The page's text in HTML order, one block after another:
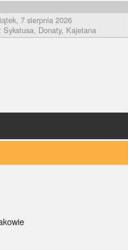
7 sierpnia 2026
Sykstusa, Donaty, Kajetana